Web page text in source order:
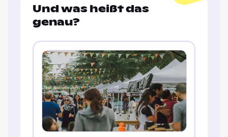
Und was heißt das
genau?